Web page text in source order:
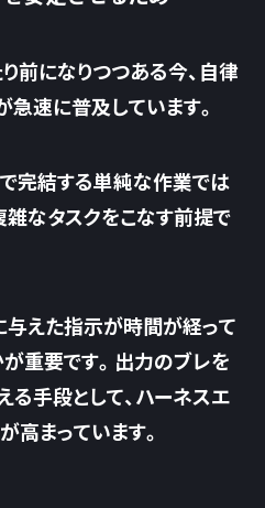
前になりつつある今、自律
急速に普及しています。
完結する単純な作業では
雑なタスクをこなす前提で
与えた指示が時間が経って
重要です。 出力のブレを
る手段として、ハーネスエ
高まっています。